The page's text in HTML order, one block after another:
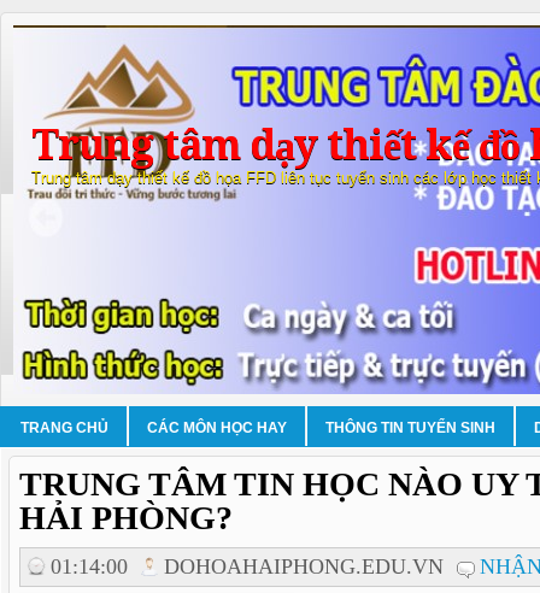
Trung tâm dạy thiết kế đồ
Trung tâm dạy thiết kế đồ họa FFD liên tục tuyển sinh các lớp học thiết
TRANG CHỦ CÁC MÔN HỌC HAY THÔNG TIN TUYỂN SINH
TRUNG TÂM TIN HỌC NÀO UY
HẢI PHÒNG?
01:14:00 DOHOAHAIPHONG.EDU.VN